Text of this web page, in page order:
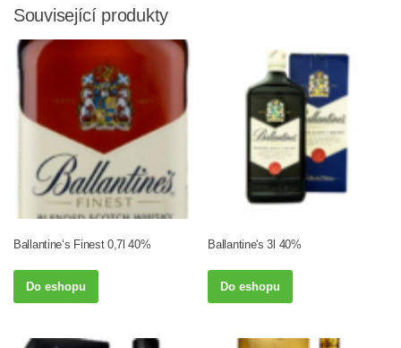
Související produkty
Ballantine‘s Finest 0,7l 40%
Do eshopu
Ballantine's 3l 40%
Do eshopu